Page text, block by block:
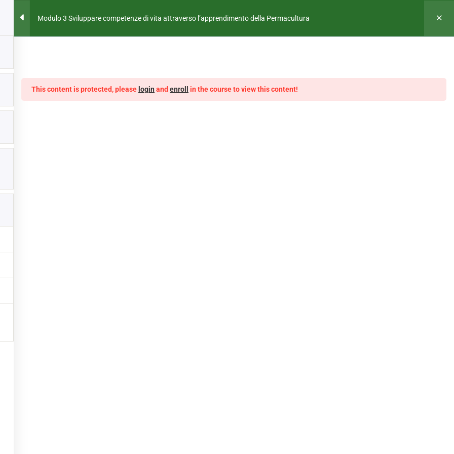
HOME CHI SIAMO NEWS PARTNERS NASPLY CORSO ONLINE
DI VITA ATTRAVERSO L’APPRENDIMENTO
DELLA PERMACULTURA
COMPETENZE DI VITA ATTRAVERSO L’APPRENDIMENTO DELLA PERMACULTURA
Modulo 3 Sviluppare competenze di vita attraverso l’apprendimento della Permacultura
This content is protected, please login and enroll in the course to view this content!
o degli
e la cultura
essere